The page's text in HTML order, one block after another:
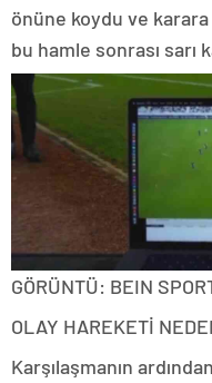
önüne koydu ve
bu hamle sonrası sarı
GÖRÜNTÜ: BEIN
OLAY HAREKETİ
Karşılaşmanın